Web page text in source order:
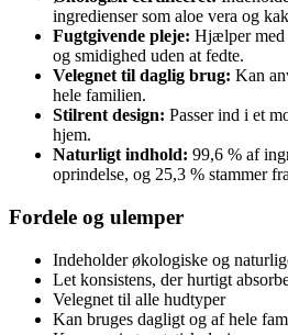
ingredienser som aloe vera og
Fugtgivende pleje: Hjælper med
og smidighed uden at fedte.
Velegnet til daglig brug: Kan
hele familien.
Stilrent design: Passer ind i et
hjem.
Naturligt indhold: 99,6 % af
oprindelse, og 25,3 % stammer
Fordele og ulemper
Indeholder økologiske og
Let konsistens, der hurtigt
Velegnet til alle hudtyper
Kan bruges dagligt og af hele